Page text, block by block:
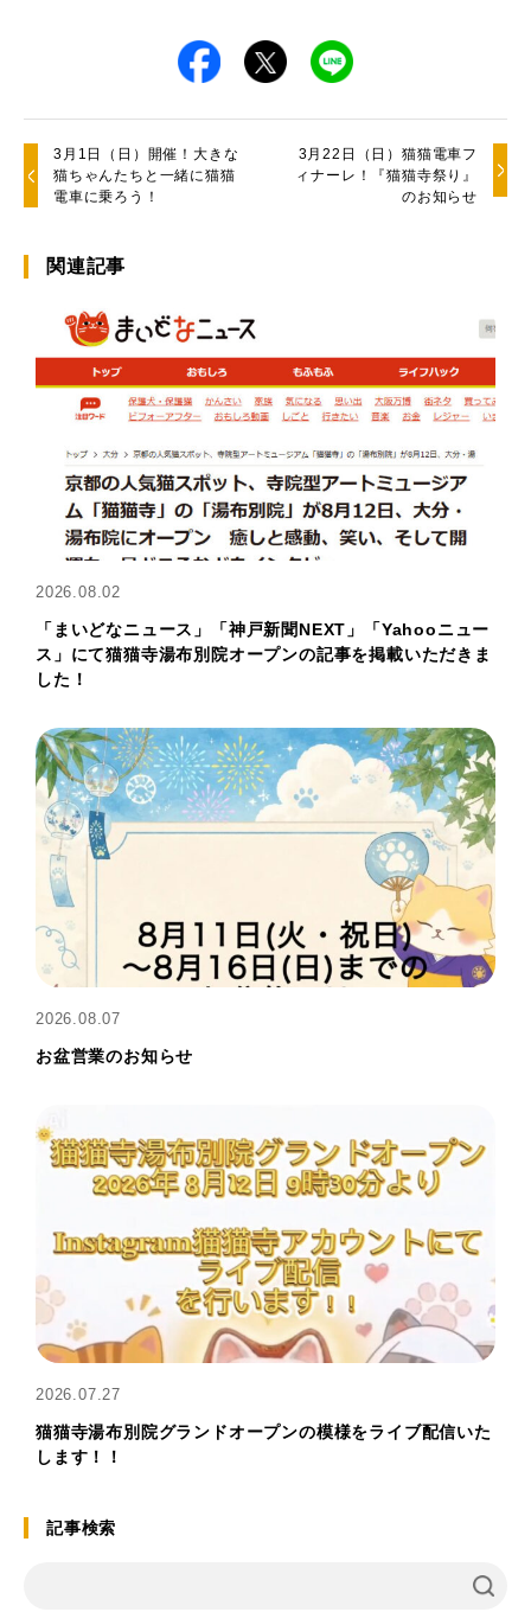
3月1日（日）開催！大きな
猫ちゃんたちと一緒に猫猫
電車に乗ろう！
3月22日（日）猫猫電車フ
ィナーレ！『猫猫寺祭り』
のお知らせ
関連記事
2026.08.02
「まいどなニュース」「神戸新聞NEXT」「Yahooニュー
ス」にて猫猫寺湯布別院オープンの記事を掲載いただきま
した！
2026.08.07
お盆営業のお知らせ
2026.07.27
猫猫寺湯布別院グランドオープンの模様をライブ配信いた
します！！
記事検索